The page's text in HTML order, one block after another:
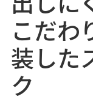
こだわ
装した
ク